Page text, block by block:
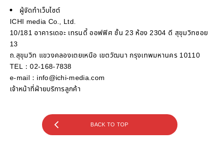
ผู้จัดทำเว็บไซต์
ICHI media Co., Ltd.
10/181 อาคารเดอะ เทรนดี้ ออฟฟิศ ชั้น 23 ห้อง 2304 ดี สุขุมวิทซอย
13
ถ.สุขุมวิท แขวงคลองเตยเหนือ เขตวัฒนา กรุงเทพมหานคร 10110
TEL：02-168-7838
e-mail：info@ichi-media.com
เจ้าหน้าที่ฝ่ายบริการลูกค้า
BACK TO TOP